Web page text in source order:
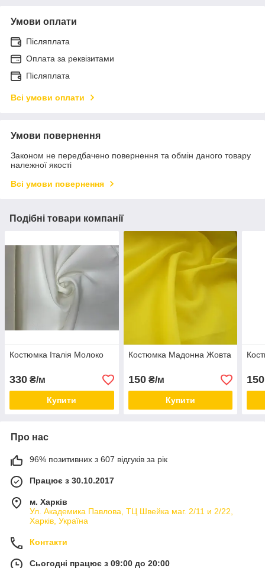
Умови оплати
Післяплата
Оплата за реквізитами
Післяплата
Всі умови оплати
Умови повернення
Законом не передбачено повернення та обмін даного товару
належної якості
Всі умови повернення
Подібні товари компанії
Костюмка Італія Молоко
330 ₴/м
Купити
Костюмка Мадонна Жовта
150₴/м
Купити
150
Про нас
96% позитивних з 607 відгуків за рік
Працює з 30.10.2017
м. Харків
Ул. Академика Павлова, ТЦ Швейка маг. 2/11 и 2/22,
Харків, Україна
Контакти
Сьогодні працює з 09:00 до 20:00